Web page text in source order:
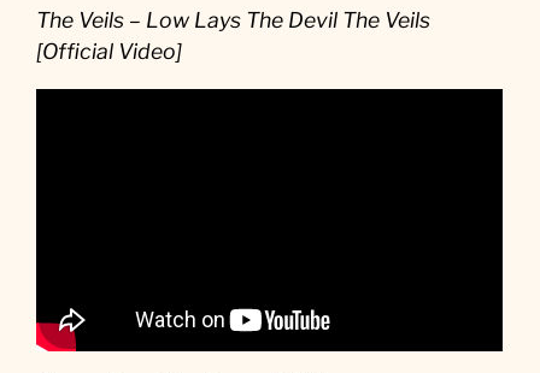
The Veils – Low Lays The Devil The Veils
[Official Video]